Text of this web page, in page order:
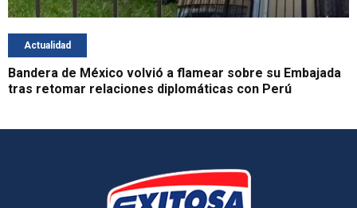
Actualidad
Bandera de México volvió a flamear sobre su Embajada
tras retomar relaciones diplomáticas con Perú